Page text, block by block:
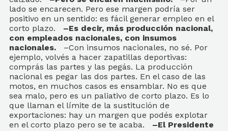
lado se encarecen. Pero ese margen podría ser
positivo en un sentido: es fácil generar empleo en el
corto plazo. –Es decir, más producción nacional,
con empleados nacionales, con insumos
nacionales. –Con insumos nacionales, no sé. Por
ejemplo, volvés a hacer zapatillas deportivas:
comprás las partes y las pegás. La producción
nacional es pegar las dos partes. En el caso de las
motos, en muchos casos es ensamblar. No es que
sea malo, pero es un paliativo de corto plazo. Es lo
que llaman el límite de la sustitución de
exportaciones: hay un margen que podés explotar
en el corto plazo pero se te acaba. –El Presidente